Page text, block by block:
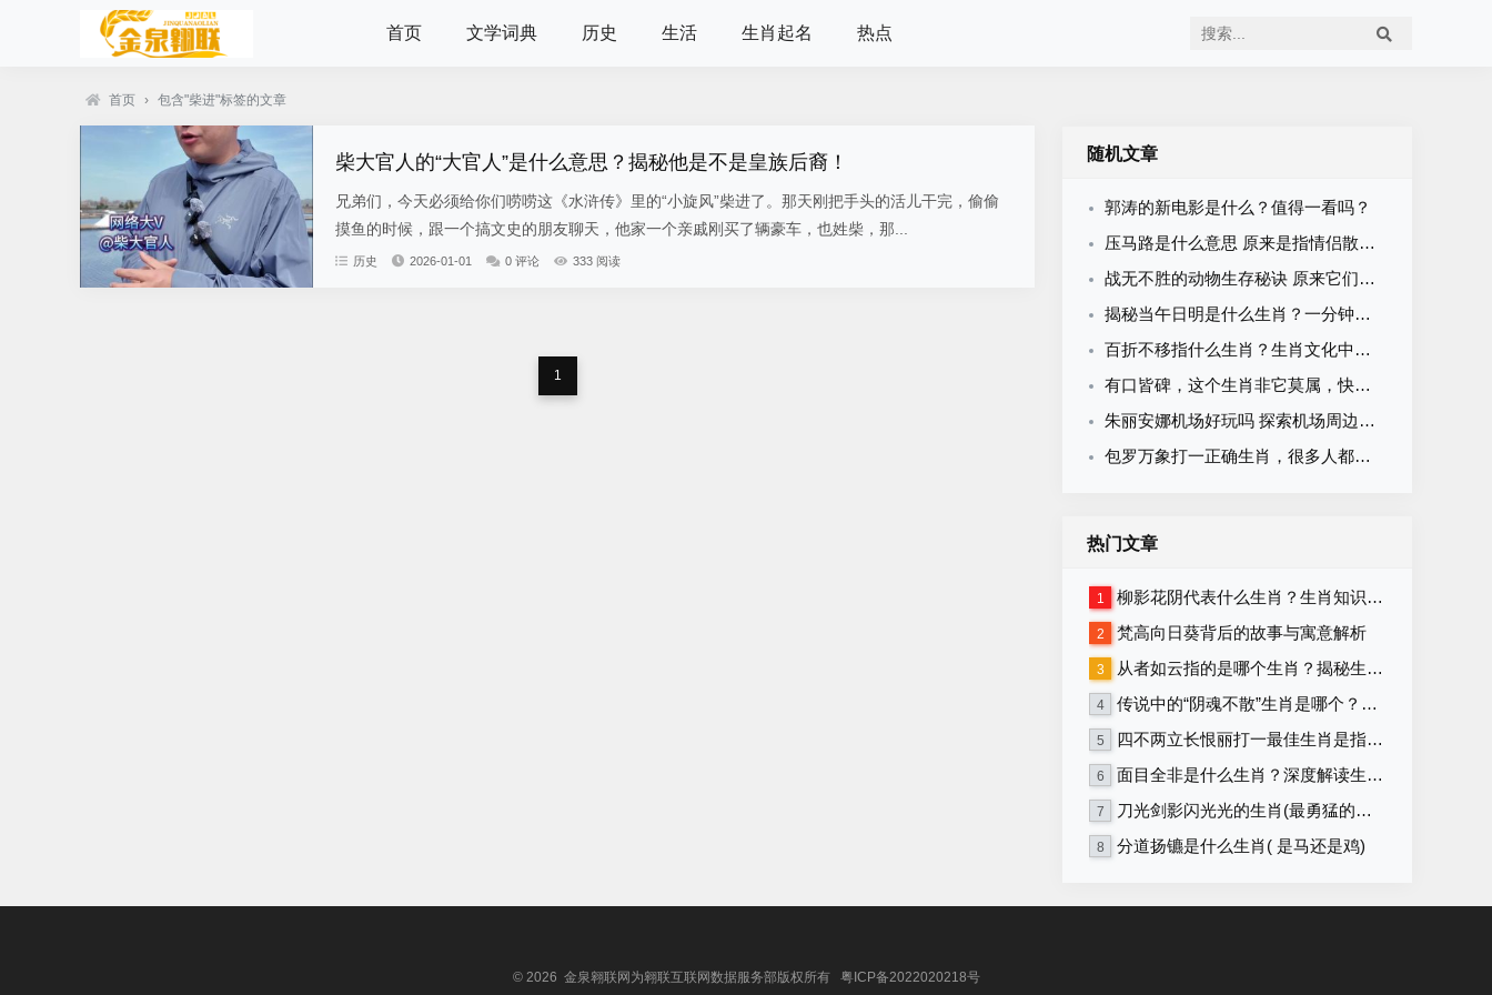
首页 文学词典 历史 生活 生肖起名 热点
首页 › 包含"柴进"标签的文章
柴大官人的“大官人”是什么意思？揭秘他是不是皇族后裔！
兄弟们，今天必须给你们唠唠这《水浒传》里的“小旋风”柴进了。那天刚把手头的活儿干完，偷偷
摸鱼的时候，跟一个搞文史的朋友聊天，他家一个亲戚刚买了辆豪车，也姓柴，那...
历史 2026-01-01 0 评论 333 阅读
1
随机文章
郭涛的新电影是什么？值得一看吗？
压马路是什么意思 原来是指情侣散步约会的意思
战无不胜的动物生存秘诀 原来它们这么厉害
揭秘当午日明是什么生肖？一分钟轻松搞清楚！
百折不移指什么生肖？生肖文化中谁最具备这种不屈精神！
有口皆碑，这个生肖非它莫属，快来看看！
朱丽安娜机场好玩吗 探索机场周边必打卡的景点
包罗万象打一正确生肖，很多人都猜错了快来看看吧！
热门文章
1 柳影花阴代表什么生肖？生肖知识大揭秘！
2 梵高向日葵背后的故事与寓意解析
3 从者如云指的是哪个生肖？揭秘生肖背后的含义
4 传说中的“阴魂不散”生肖是哪个？详解生肖与“阴魂不散”的关联
5 四不两立长恨丽打一最佳生肖是指什么生肖，重点解释落实
6 面目全非是什么生肖？深度解读生肖性格与命运！
7 刀光剑影闪光光的生肖(最勇猛的生肖)
8 分道扬镳是什么生肖( 是马还是鸡)
© 2026 金泉翱联网为翱联互联网数据服务部版权所有 粤ICP备2022020218号